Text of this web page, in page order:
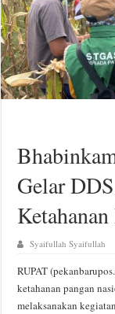
Gelar
Syaifullah Syaifullah
RUPAT
ketahanan pangan
melaksanakan